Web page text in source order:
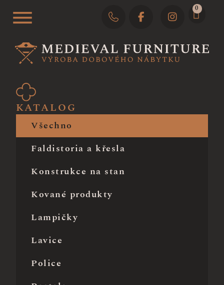
0
KATALOG
Všechno
Faldistoria a křesla
Konstrukce na stan
Kované produkty
Lampičky
Lavice
Police